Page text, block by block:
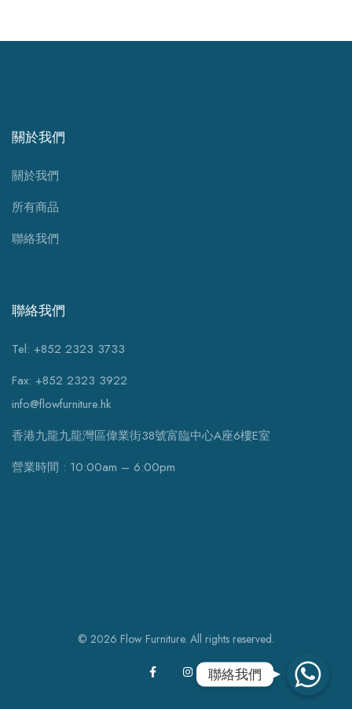
關於我們
關於我們
所有商品
聯絡我們
聯絡我們
Tel: +852 2323 3733
Fax: +852 2323 3922
info@flowfurniture.hk
香港九龍九龍灣區偉業街38號富臨中心A座6樓E室
營業時間 : 10:00am – 6:00pm
© 2026 Flow Furniture. All rights reserved.
聯絡我們